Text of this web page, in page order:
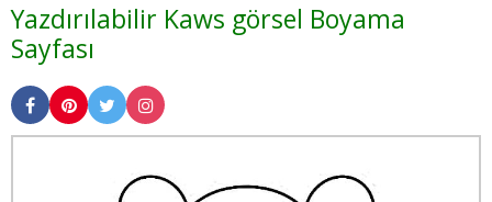
Yazdırılabilir Kaws görsel Boyama
Sayfası